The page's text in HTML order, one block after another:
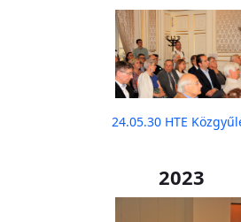
24.05.30 HTE
2023